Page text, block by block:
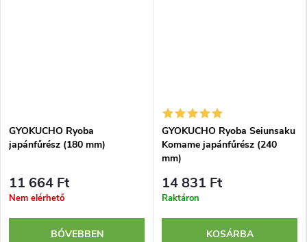
GYOKUCHO Ryoba
japánfűrész (180 mm)
11 664 Ft
Nem elérhető
BŐVEBBEN
GYOKUCHO Ryoba Seiunsaku
Komame japánfűrész (240
mm)
14 831 Ft
Raktáron
KOSÁRBA